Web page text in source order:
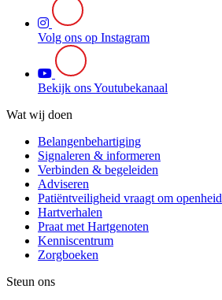
Volg ons op Instagram
Bekijk ons Youtubekanaal
Wat wij doen
Belangenbehartiging
Signaleren & informeren
Verbinden & begeleiden
Adviseren
Patiëntveiligheid vraagt om openheid
Hartverhalen
Praat met Hartgenoten
Kenniscentrum
Zorgboeken
Steun ons